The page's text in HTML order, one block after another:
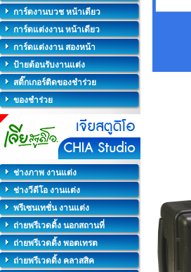
การ์ดงานบวช หน้าเดียว
การ์ดแต่งงาน หน้าเดียว
การ์ดแต่งงาน สองหน้า
ป้ายต้อนรับงานแต่ง
สติ๊กเกอร์ติดของชำร่วย
ของชำร่วย
ช่างภาพ งานแต่ง
ช่างวีดีโอ งานแต่ง
พรีเซนเทชั่น งานแต่ง
ถ่ายพรีเวดดิ้ง นอกสถานที่
ถ่ายพรีเวดดิ้ง พอตเทรต
ถ่ายพรีเวดดิ้ง คลาสสิค